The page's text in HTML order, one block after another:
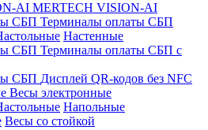
MERTECH VISION-AI
Терминалы оплаты СБП
Настенные
Терминалы оплаты СБП с
Дисплей QR-кодов без NFC
Весы электронные
Напольные
Весы со стойкой